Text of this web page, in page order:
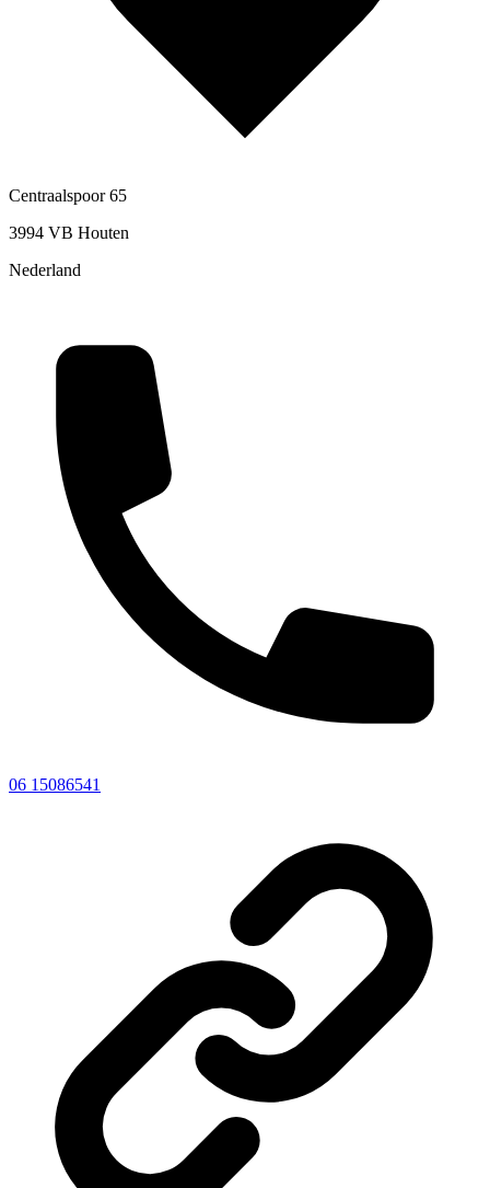
Centraalspoor 65
3994 VB Houten
Nederland
06 15086541